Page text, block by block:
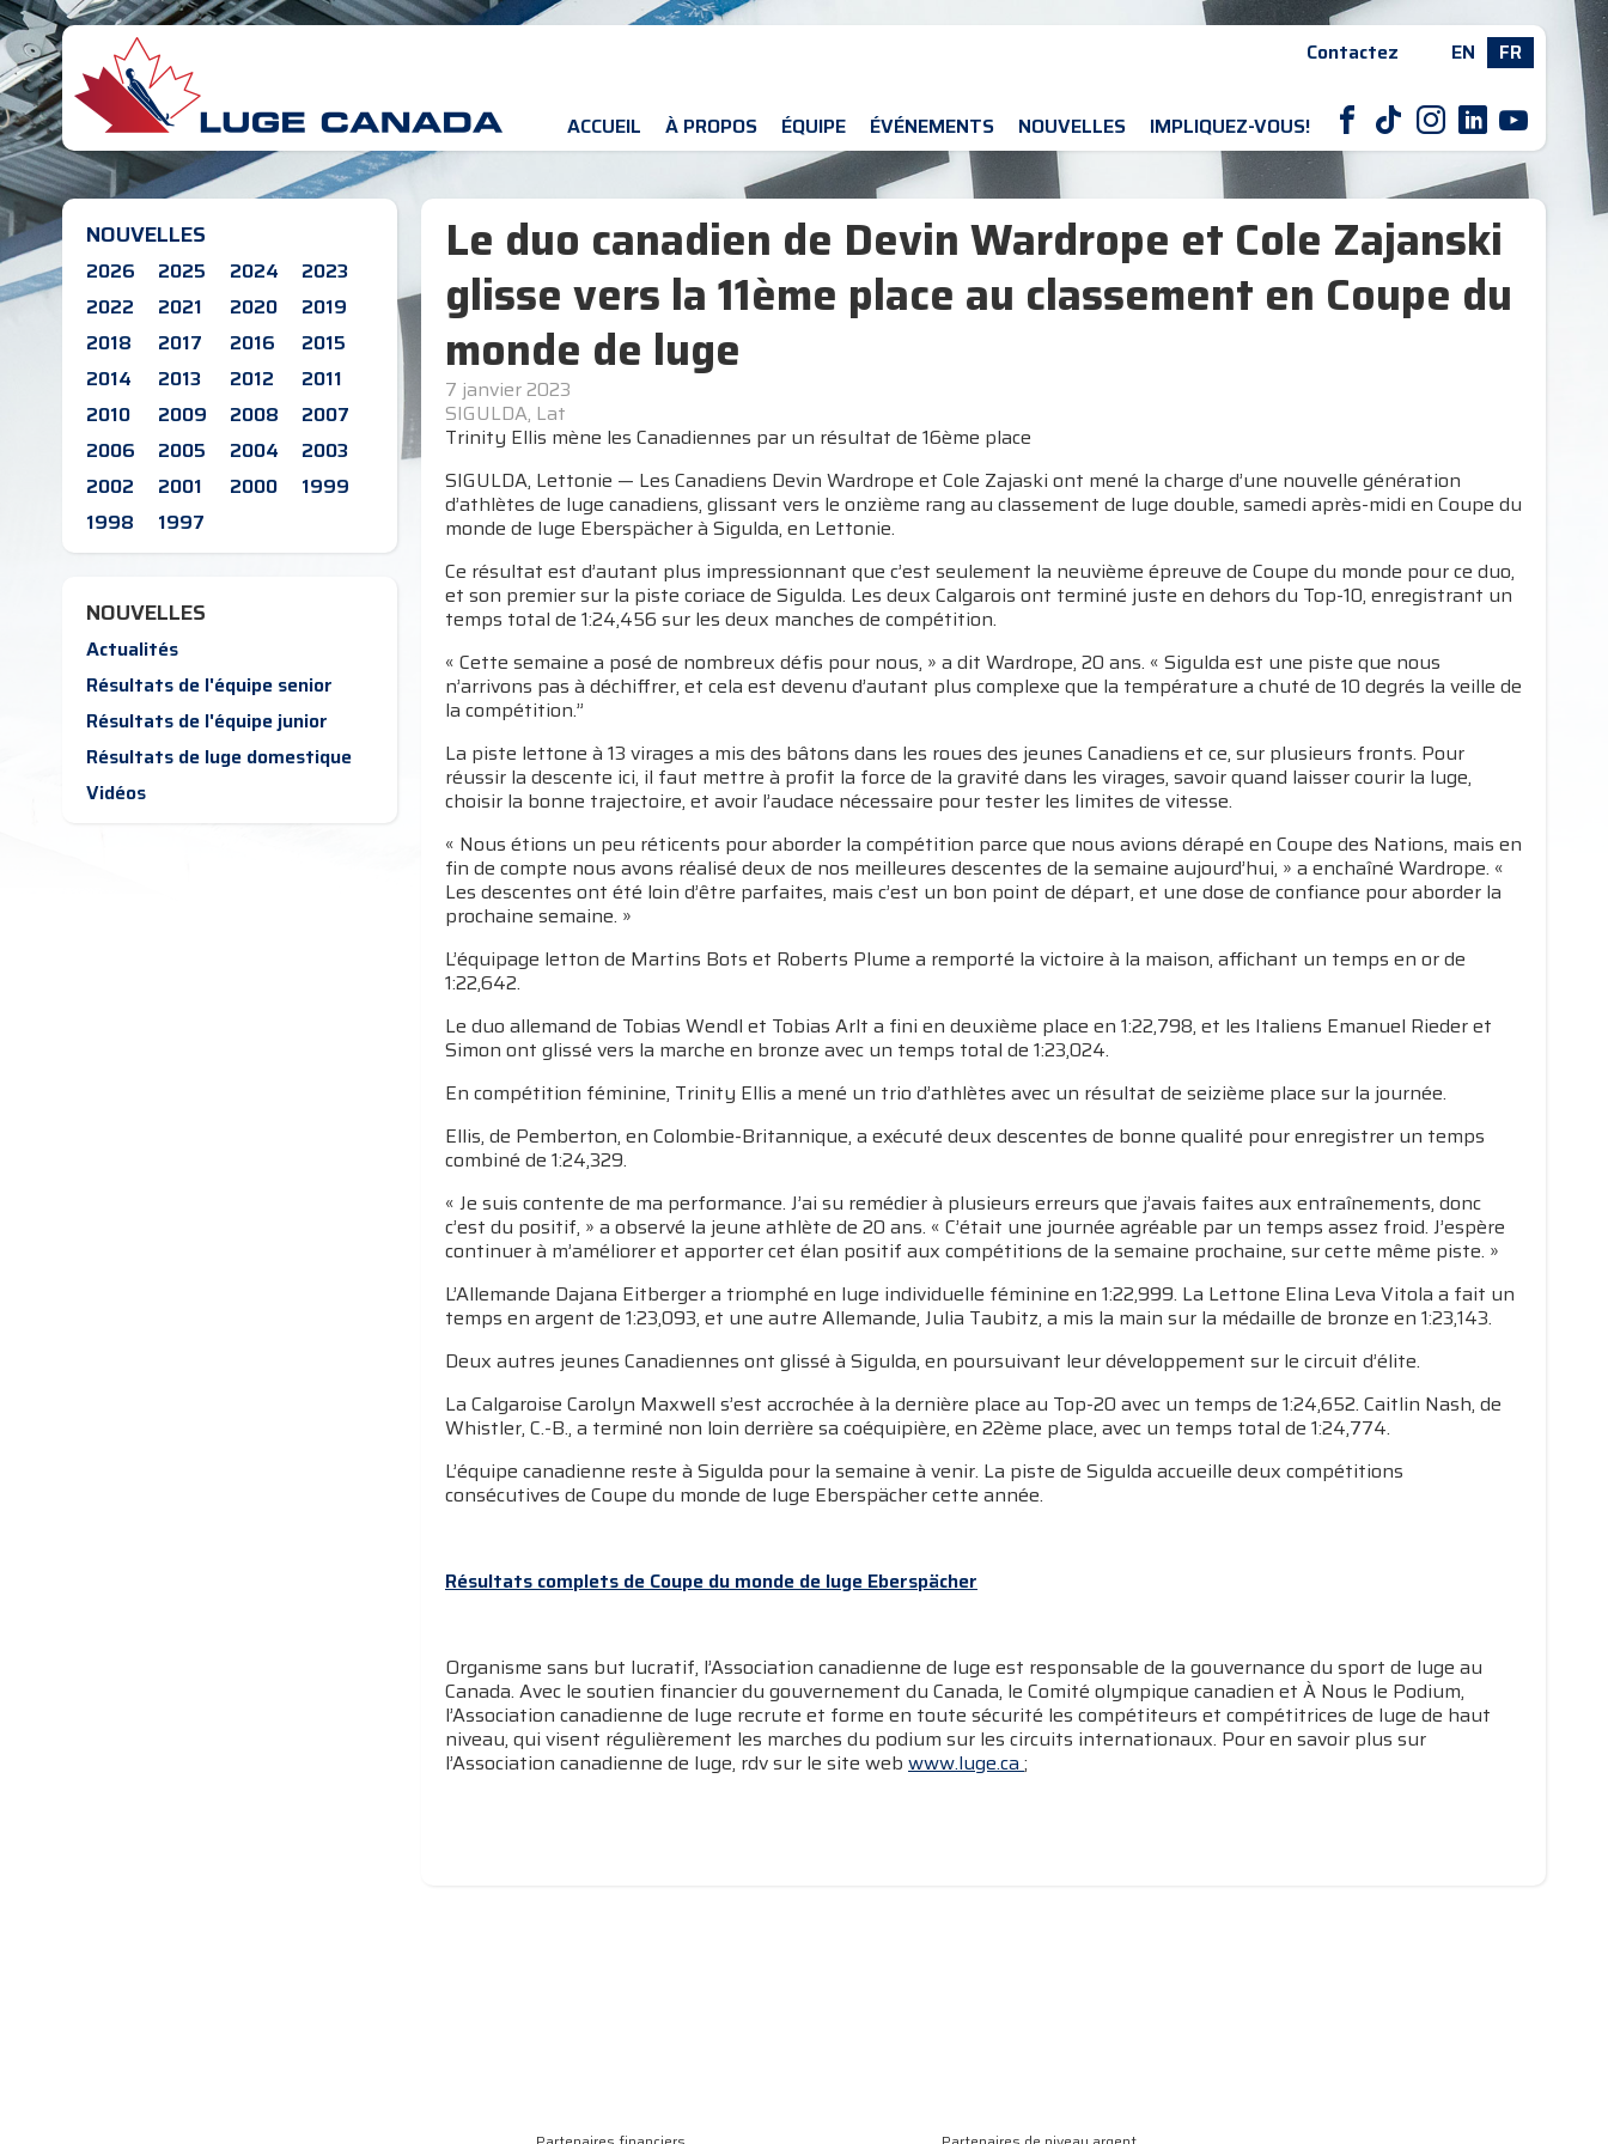
Contactez EN FR
ACCUEIL À PROPOS ÉQUIPE ÉVÉNEMENTS NOUVELLES IMPLIQUEZ-VOUS! F T I L Y
NOUVELLES
2026 2025 2024
2023
2022
2021 2020
2019
2018
2017 2016
2015
2014
2013 2012
2011
2010
2009 2008
2007
2006
2005 2004
2003
2002
2001 2000
1999
1998
1997
NOUVELLES
Actualités
Résultats de l'équipe senior
Résultats de l'équipe junior
Résultats de luge domestique
Vidéos
Le duo canadien de Devin Wardrope et Cole Zajanski
glisse vers la 11ème place au classement en Coupe du
monde de luge
7 janvier 2023
SIGULDA, Lat
Trinity Ellis mène les Canadiennes par un résultat de 16ème place
SIGULDA, Lettonie — Les Canadiens Devin Wardrope et Cole Zajaski ont mené la charge d’une nouvelle génération
d’athlètes de luge canadiens, glissant vers le onzième rang au classement de luge double, samedi après-midi en Coupe du
monde de luge Eberspächer à Sigulda, en Lettonie.
Ce résultat est d’autant plus impressionnant que c’est seulement la neuvième épreuve de Coupe du monde pour ce duo,
et son premier sur la piste coriace de Sigulda. Les deux Calgarois ont terminé juste en dehors du Top-10, enregistrant un
temps total de 1:24,456 sur les deux manches de compétition.
« Cette semaine a posé de nombreux défis pour nous, » a dit Wardrope, 20 ans. « Sigulda est une piste que nous
n’arrivons pas à déchiffrer, et cela est devenu d’autant plus complexe que la température a chuté de 10 degrés la veille de
la compétition.”
La piste lettone à 13 virages a mis des bâtons dans les roues des jeunes Canadiens et ce, sur plusieurs fronts. Pour
réussir la descente ici, il faut mettre à profit la force de la gravité dans les virages, savoir quand laisser courir la luge,
choisir la bonne trajectoire, et avoir l’audace nécessaire pour tester les limites de vitesse.
« Nous étions un peu réticents pour aborder la compétition parce que nous avions dérapé en Coupe des Nations, mais en
fin de compte nous avons réalisé deux de nos meilleures descentes de la semaine aujourd’hui, » a enchaîné Wardrope. «
Les descentes ont été loin d’être parfaites, mais c’est un bon point de départ, et une dose de confiance pour aborder la
prochaine semaine. »
L’équipage letton de Martins Bots et Roberts Plume a remporté la victoire à la maison, affichant un temps en or de
1:22,642.
Le duo allemand de Tobias Wendl et Tobias Arlt a fini en deuxième place en 1:22,798, et les Italiens Emanuel Rieder et
Simon ont glissé vers la marche en bronze avec un temps total de 1:23,024.
En compétition féminine, Trinity Ellis a mené un trio d’athlètes avec un résultat de seizième place sur la journée.
Ellis, de Pemberton, en Colombie-Britannique, a exécuté deux descentes de bonne qualité pour enregistrer un temps
combiné de 1:24,329.
« Je suis contente de ma performance. J’ai su remédier à plusieurs erreurs que j’avais faites aux entraînements, donc
c’est du positif, » a observé la jeune athlète de 20 ans. « C’était une journée agréable par un temps assez froid. J’espère
continuer à m’améliorer et apporter cet élan positif aux compétitions de la semaine prochaine, sur cette même piste. »
L’Allemande Dajana Eitberger a triomphé en luge individuelle féminine en 1:22,999. La Lettone Elina Leva Vitola a fait un
temps en argent de 1:23,093, et une autre Allemande, Julia Taubitz, a mis la main sur la médaille de bronze en 1:23,143.
Deux autres jeunes Canadiennes ont glissé à Sigulda, en poursuivant leur développement sur le circuit d’élite.
La Calgaroise Carolyn Maxwell s’est accrochée à la dernière place au Top-20 avec un temps de 1:24,652. Caitlin Nash, de
Whistler, C.-B., a terminé non loin derrière sa coéquipière, en 22ème place, avec un temps total de 1:24,774.
L’équipe canadienne reste à Sigulda pour la semaine à venir. La piste de Sigulda accueille deux compétitions
consécutives de Coupe du monde de luge Eberspächer cette année.
Résultats complets de Coupe du monde de lugeEberspächer
Organisme sans but lucratif, l’Association canadienne de luge est responsable de la gouvernance du sport de luge au
Canada. Avec le soutien financier du gouvernement du Canada, le Comité olympique canadien et À Nous le Podium,
l’Association canadienne de luge recrute et forme en toute sécurité les compétiteurs et compétitrices de luge de haut
niveau, qui visent régulièrement les marches du podium sur les circuits internationaux. Pour en savoir plus sur
l’Association canadienne de luge, rdv sur le site web www.luge.ca;